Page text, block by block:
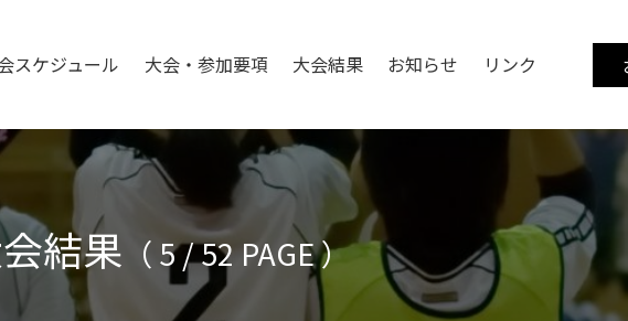
スケジュール 大会・参加要項 大会結果 お知らせ リンク
結果 （ 5 / 52 PAGE ）